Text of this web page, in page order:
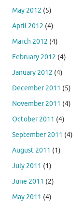
May 2012 (5)
April 2012 (4)
March 2012 (4)
February 2012 (4)
January 2012 (4)
December 2011 (5)
November 2011 (4)
October 2011 (4)
September 2011 (4)
August 2011 (1)
July 2011 (1)
June 2011 (2)
May 2011 (4)